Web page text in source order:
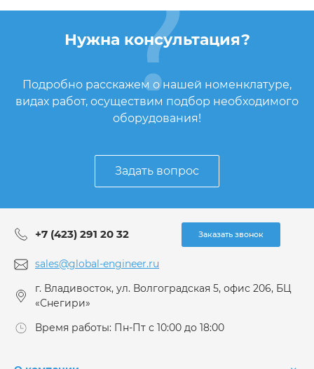
Нужна консультация?
Подробно расскажем о нашей номенклатуре,
видах работ, осуществим подбор необходимого
оборудования!
Задать вопрос
+7 (423) 291 20 32 Заказать звонок
sales@global-engineer.ru
г. Владивосток, ул. Волгоградская 5, офис 206, БЦ
«Снегири»
Время работы: Пн-Пт с 10:00 до 18:00